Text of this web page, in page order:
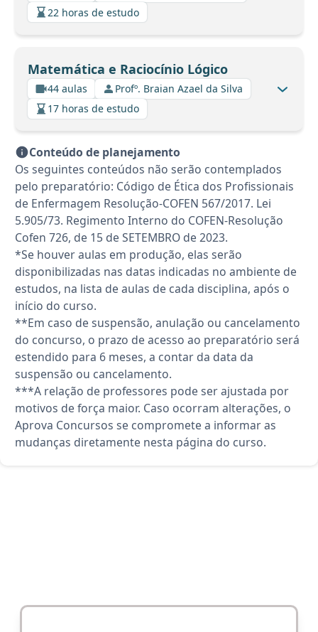
22 horas de estudo
Matemática e Raciocínio Lógico
44 aulas
Profº. Braian Azael da Silva
17 horas de estudo
Conteúdo de planejamento
Os seguintes conteúdos não serão contemplados
pelo preparatório: Código de Ética dos Profissionais
de Enfermagem Resolução-COFEN 567/2017. Lei
5.905/73. Regimento Interno do COFEN-Resolução
Cofen 726, de 15 de SETEMBRO de 2023.
*Se houver aulas em produção, elas serão
disponibilizadas nas datas indicadas no ambiente de
estudos, na lista de aulas de cada disciplina, após o
início do curso.
**Em caso de suspensão, anulação ou cancelamento
do concurso, o prazo de acesso ao preparatório será
estendido para 6 meses, a contar da data da
suspensão ou cancelamento.
***A relação de professores pode ser ajustada por
motivos de força maior. Caso ocorram alterações, o
Aprova Concursos se compromete a informar as
mudanças diretamente nesta página do curso.